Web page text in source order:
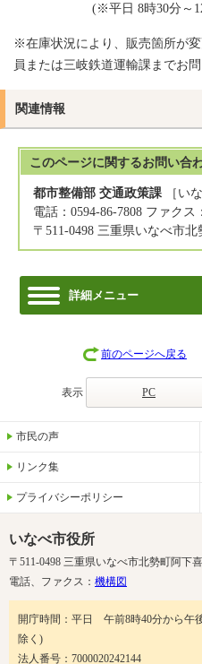
(※平日 8時30分～12時
※在庫状況により、販売箇所が
員または三岐鉄道運輸課までお
関連情報
このページに関するお問い合
都市整備部 交通政策課 ［い
電話：0594-86-7808 ファクス
〒511-0498 三重県いなべ市
詳細メニュー
前のページへ戻る
表示 PC
市民の声
リンク集
プライバシーポリシー
いなべ市役所
〒511-0498 三重県いなべ市北勢町阿下
電話、ファクス： 機構図
開庁時間：平日 午前8時40分から午
除く)
法人番号：7000020242144